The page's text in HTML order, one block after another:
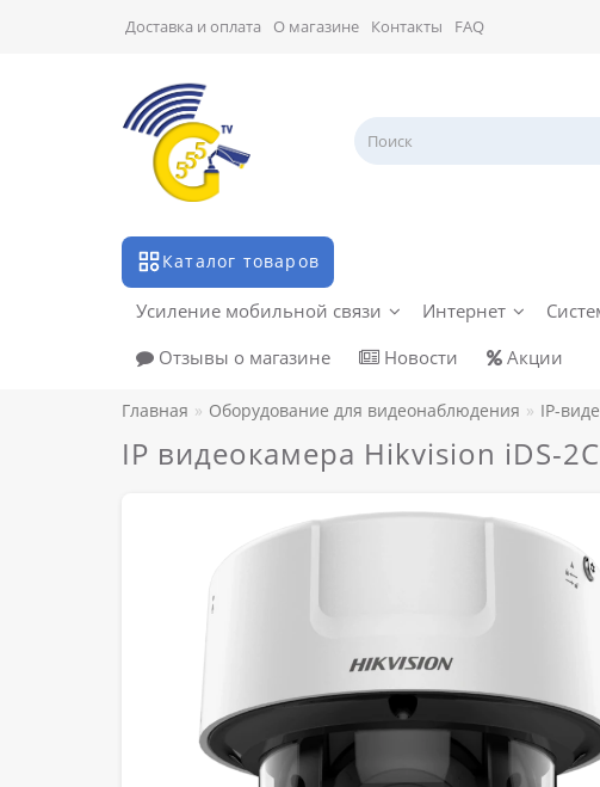
Доставка и оплата О магазине Контакты FAQ
Каталог товаров
Усиление мобильной связи Интернет
Отзывы о магазине
Новости Акции
Главная Оборудование для видеонаблюдения IP-
IP видеокамера Hikvision іDS-